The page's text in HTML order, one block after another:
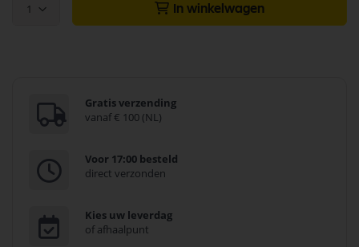
1 In winkelwagen
Gratis verzending
vanaf € 100 (NL)
Voor 17:00 besteld
direct verzonden
Kies uw leverdag
of afhaalpunt